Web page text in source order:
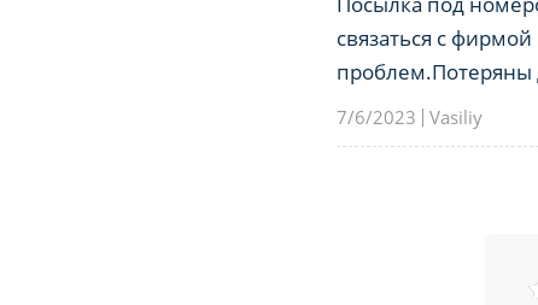
связаться с
проблем.Потеряны
7/6/2023 Vasiliy